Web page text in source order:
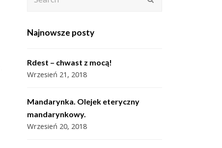
Najnowsze posty
Rdest – chwast z mocą!
Wrzesień 21, 2018
Mandarynka. Olejek eteryczny
mandarynkowy.
Wrzesień 20, 2018